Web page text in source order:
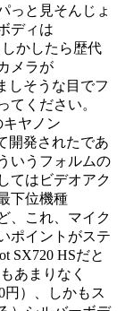
っと見そんじょ
ディは
かしたら歴代
メラが
しそうな目でフ
てください。
ヤノン
開発されたであ
いうフォルムの
てはビデオアク
下位機種
、これ、マイク
ポイントがステ
SX720 HSだと
あまりなく
円）、しかもス